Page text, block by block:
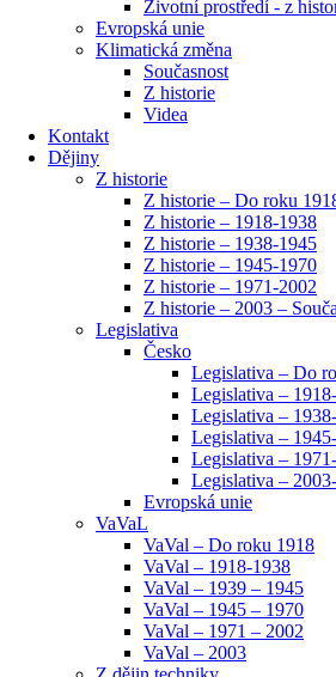
Životní prostředí ​- z
Evropská unie
Klimatická změna
Současnost
Z historie
Videa
Kontakt
Dějiny
Z historie
Z historie – Do roku
Z historie – 1918-1938
Z historie – 1938-1945
Z historie – 1945-1970
Z historie – 1971-2002
Z historie – 2003 –
Legislativa
Česko
Legislativa – Do
Legislativa –
Legislativa –
Legislativa –
Legislativa –
Legislativa –
Evropská unie
VaVaL
VaVal – Do roku 1918
VaVal – 1918-1938
VaVal – 1939 – 1945
VaVal – 1945 – 1970
VaVal – 1971 – 2002
VaVal – 2003